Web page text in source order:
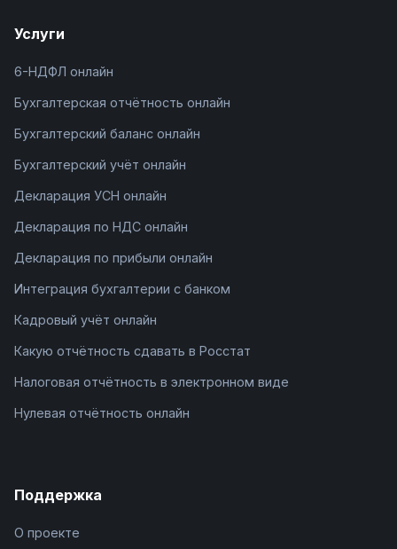
Услуги
6-НДФЛ онлайн
Бухгалтерская отчётность онлайн
Бухгалтерский баланс онлайн
Бухгалтерский учёт онлайн
Декларация УСН онлайн
Декларация по НДС онлайн
Декларация по прибыли онлайн
Интеграция бухгалтерии с банком
Кадровый учёт онлайн
Какую отчётность сдавать в Росстат
Налоговая отчётность в электронном виде
Нулевая отчётность онлайн
Поддержка
О проекте